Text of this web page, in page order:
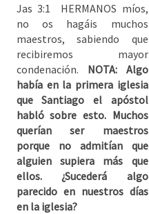
Jas 3:1 HERMANOS míos,
no os hagáis muchos
maestros, sabiendo que
recibiremos mayor
condenación. NOTA: Algo
había en la primera iglesia
que Santiago el apóstol
habló sobre esto. Muchos
querían ser maestros
porque no admitían que
alguien supiera más que
ellos. ¿Sucederá algo
parecido en nuestros días
en la iglesia?